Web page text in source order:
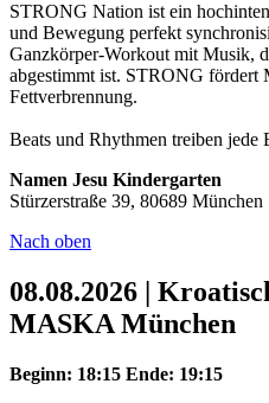
STRONG Nation ist ein
und Bewegung perfekt
Ganzkörper-Workout mit Musik,
abgestimmt ist. STRONG fördert
Fettverbrennung.
Beats und Rhythmen treiben jede
Namen Jesu Kindergarten
Stürzerstraße 39, 80689 München
Nach oben
08.08.2026 |
MASKA München
Beginn: 18:15 Ende: 19:15